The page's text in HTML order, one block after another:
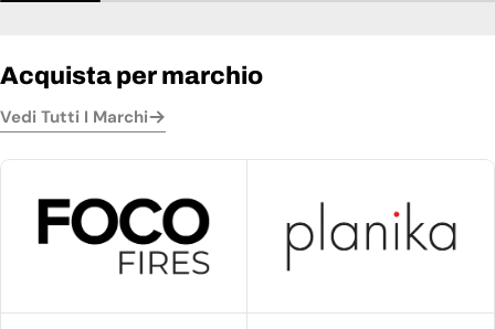
Acquista per marchio
Vedi Tutti I Marchi